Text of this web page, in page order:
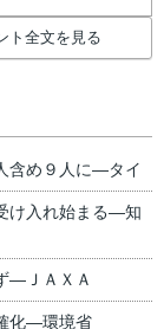
ト全文を見る
含め９人に―タイ
け入れ始まる―知
―ＪＡＸＡ
化―環境省